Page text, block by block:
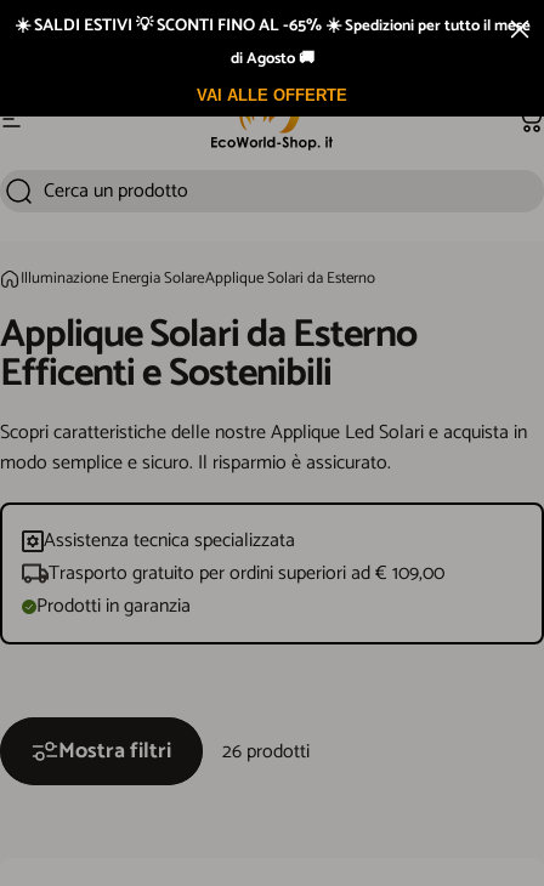
Vai direttamente ai contenuti
Spedizione rapida 24/48h e GRATIS sopra i €109 di spesa
Navigazione del sito
CercaCerca un prodotto
HomeIlluminazione Energia SolareApplique Solari da Esterno
AppliqueSolaridaEsterno
EfficentieSostenibili
Scopri caratteristiche delle nostre Applique Led Solari e acquista in
modo semplice e sicuro. Il risparmio è assicurato.
Assistenza tecnica specializzata
Trasporto gratuito per ordini superiori ad € 109,00
Prodotti in garanzia
Mostra filtri 26 prodotti
☀️ SALDI ESTIVI 💡 SCONTI FINO AL -65% ☀️Spedizioni per tutto il mese
di Agosto 🚚
VAI ALLE OFFERTE